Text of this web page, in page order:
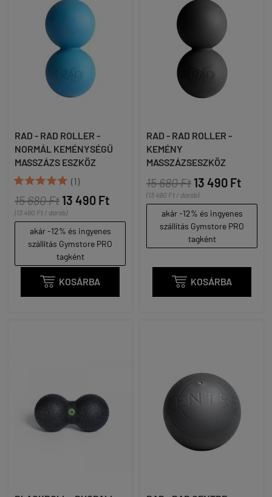
RAD - RAD ROLLER -
NORMÁL KEMÉNYSÉGŰ
MASSZÁZS ESZKÖZ
 (1)
15 680 Ft 13 490 Ft
(13 490 Ft / darab)
akár -12% és ingyenes
szállítás Gymstore PRO
tagként
 KOSÁRBA
RAD - RAD ROLLER -
KEMÉNY
MASSZÁZSESZKÖZ
15 680 Ft 13 490 Ft
(13 490 Ft / darab)
akár -12% és ingyenes
szállítás Gymstore PRO
tagként
 KOSÁRBA